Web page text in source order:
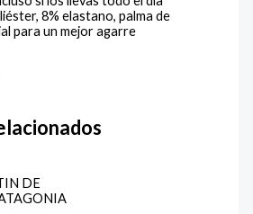
8% elastano, palma de
para un mejor agarre